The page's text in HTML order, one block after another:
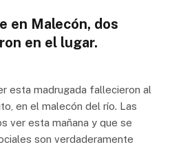
en Malecón, dos
en el lugar.
esta madrugada fallecieron al
en el malecón del río. Las
ver esta mañana y que se
son verdaderamente